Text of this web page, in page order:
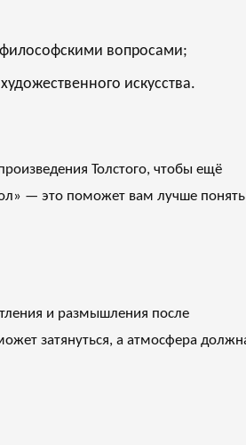
вопросами;
искусства.
Толстого, чтобы ещё
— это поможет вам лучше понять
и размышления после
затянуться, а атмосфера